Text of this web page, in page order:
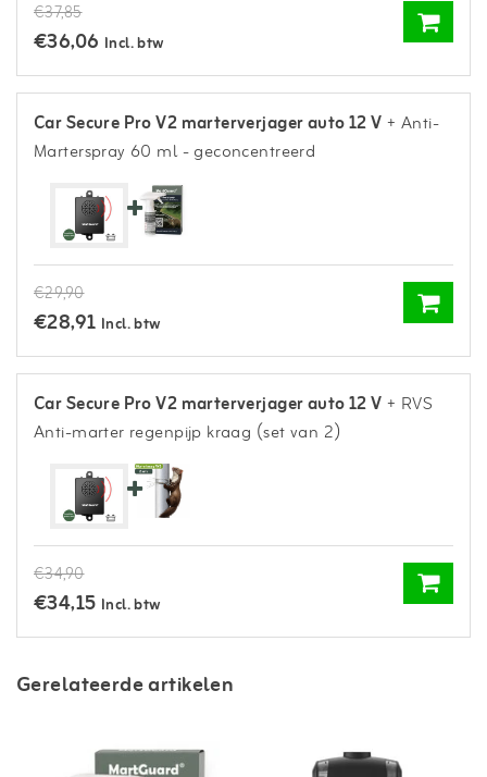
€37,85
€36,06 Incl. btw
Car Secure Pro V2 marterverjager auto 12 V+ Anti-
Marterspray 60 ml - geconcentreerd
€29,90
€28,91 Incl. btw
Car Secure Pro V2 marterverjager auto 12 V+ RVS
Anti-marter regenpijp kraag (set van 2)
€34,90
€34,15 Incl. btw
Gerelateerde artikelen